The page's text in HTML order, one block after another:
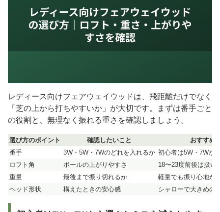
レディース向けフェアウェイウッドは、飛距離だけでなく
「芝の上から打ちやすいか」が大切です。まずは番手ごと
の役割と、無理なく振れる重さを確認しましょう。
選び方のポイント 確認したいこと
おすすめ
番手
3W・5W・7Wのどれを入れるか 初心者は5W・7Wか
ロフト角
ボールの上がりやすさ
18〜23度前後は扱い
重量
最後まで振り切れるか
軽量でも振り心地が
ヘッド形状
構えたときの安心感 シャローで大きめの